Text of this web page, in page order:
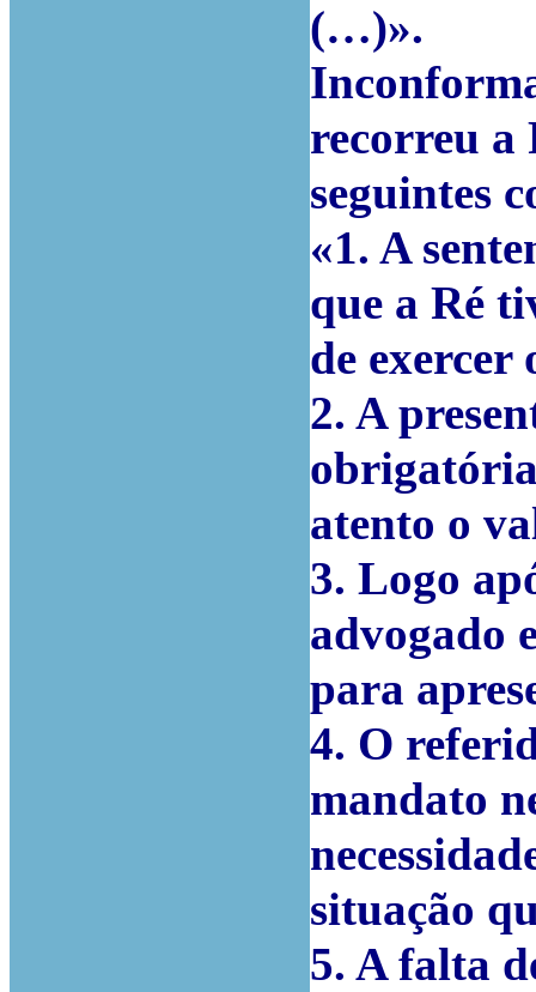
(…)».
recorreu a
seguintes
«1. A
que a Ré
de exercer
2. A
atento o
3. Logo
advogado
para
4. O
mandato
situação
5. A falta